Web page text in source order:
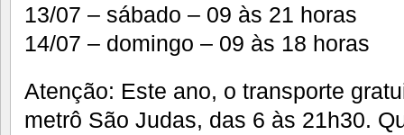
13/07 – sábado – 09 às 21 horas
14/07 – domingo – 09 às 18 horas
Atenção: Este ano, o transporte
metrô São Judas, das 6 às 21h30.